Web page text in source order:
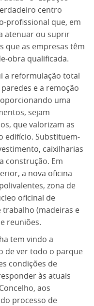
centro
profissional que, em
atenuar ou suprir
que as empresas têm
obra qualificada.
a reformulação total
e a remoção
uma
sejam
que valorizam as
edifício. Substituem-
caixilharias
construção. Em
a nova oficina
zona de
oficinal de
trabalho (madeiras e
reuniões.
tem vindo a
de ver todo o parque
condições de
às atuais
aos
processo de